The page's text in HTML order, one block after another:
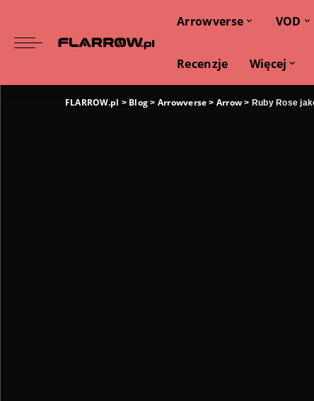
Arrowverse VOD
Recenzje Więcej
FLARROW.pl > Blog > Arrowverse > Arrow > Ruby Rose